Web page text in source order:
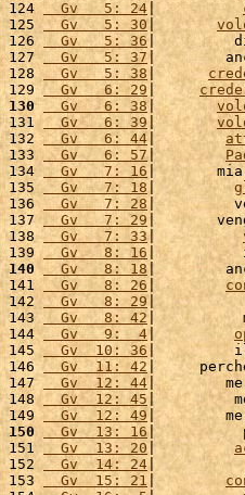
124
  Gv   5: 24
|
125
  Gv   5: 30
|
126
  Gv   5: 36
|         di
127
  Gv   5: 37
|
128
  Gv   5: 38
|
129
  Gv   6: 29
|
130
  Gv   6: 38
|
131
  Gv   6: 39
|
132
  Gv   6: 44
|
133
  Gv   6: 57
|
134
  Gv   7: 16
|       mia,
135
  Gv   7: 18
|
136
  Gv   7: 28
|
137
  Gv   7: 29
|
138
  Gv   7: 33
|
139
  Gv   8: 16
|
140
  Gv   8: 18
|
141
  Gv   8: 26
|
142
  Gv   8: 29
|
143
  Gv   8: 42
|
144
  Gv   9:  4
|
145
  Gv  10: 36
|
146
  Gv  11: 42
|
147
  Gv  12: 44
|        me,
148
  Gv  12: 45
|
149
  Gv  12: 49
|
150
  Gv  13: 16
|
151
  Gv  13: 20
|
152
  Gv  14: 24
|
153
  Gv  15: 21
|